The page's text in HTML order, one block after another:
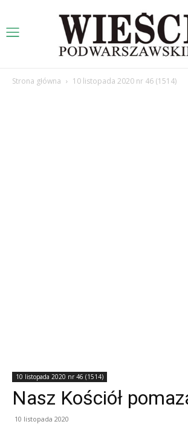
Strona główna 10 listopada 2020 nr 46 (1514)
10 listopada 2020 nr 46 (1514)
Nasz Kościół
10 listopada 2020